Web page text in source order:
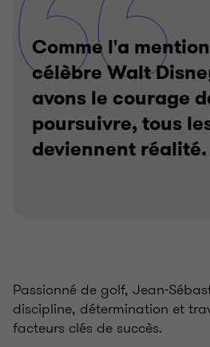
Comme l'a
célèbre Walt
avons le courage
poursuivre, tous
deviennent réalité.
Passionné de golf, Jean-
discipline, détermination et
facteurs clés de succès.